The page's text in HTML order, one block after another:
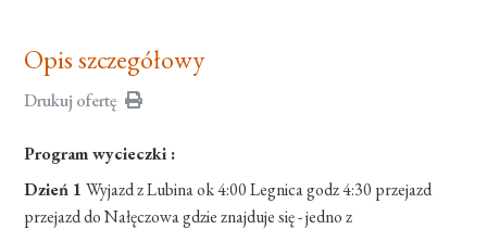
Opis szczegółowy
Drukuj ofertę
Program wycieczki :
Dzień 1Wyjazd z Lubina ok 4:00 Legnica godz 4:30 przejazd
przejazd do Nałęczowa gdzie znajduje się - jedno z